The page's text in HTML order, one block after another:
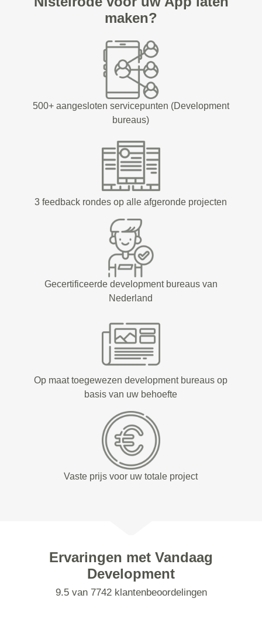
maken?
500+ aangesloten servicepunten (Development
bureaus)
3 feedback rondes op alle afgeronde projecten
Gecertificeerde development bureaus van
Nederland
Op maat toegewezen development bureaus op
basis van uw behoefte
Vaste prijs voor uw totale project
Ervaringen met Vandaag
Development
9.5 van 7742 klantenbeoordelingen